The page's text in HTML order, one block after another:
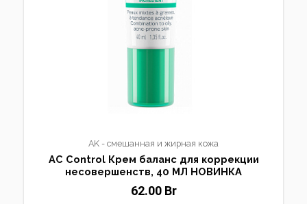
AK - смешанная и жирная кожа
AC Control Крем баланс для коррекции
несовершенств, 40 МЛ НОВИНКА
62.00 Br